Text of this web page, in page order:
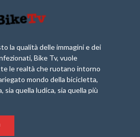
la qualità delle immagini e dei
Bike Tv, vuole
le realtà che ruotano intorno
mondo della bicicletta,
sia quella ludica, sia quella più